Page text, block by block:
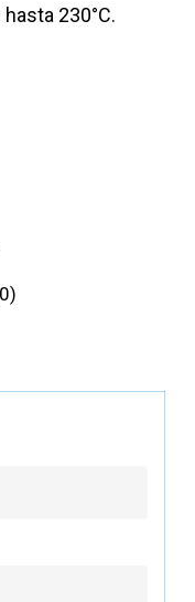
230°C.